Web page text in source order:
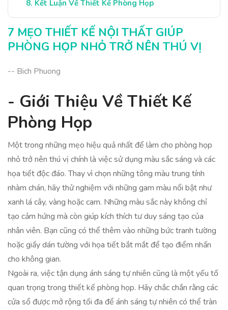
Kết Luận Về Thiết Kế Phòng Họp
7 MẸO THIẾT KẾ NỘI THẤT GIÚP
PHÒNG HỌP NHỎ TRỞ NÊN THÚ VỊ
-- Bich Phuong
- Giới Thiệu Về Thiết Kế
Phòng Họp
Một trong những mẹo hiệu quả nhất để làm cho phòng họp
nhỏ trở nên thú vị chính là việc sử dụng màu sắc sáng và các
họa tiết độc đáo. Thay vì chọn những tông màu trung tính
nhàm chán, hãy thử nghiệm với những gam màu nổi bật như
xanh lá cây, vàng hoặc cam. Những màu sắc này không chỉ
tạo cảm hứng mà còn giúp kích thích tư duy sáng tạo của
nhân viên. Bạn cũng có thể thêm vào những bức tranh tường
hoặc giấy dán tường với họa tiết bắt mắt để tạo điểm nhấn
cho không gian.
Ngoài ra, việc tận dụng ánh sáng tự nhiên cũng là một yếu tố
quan trọng trong thiết kế phòng họp. Hãy chắc chắn rằng các
cửa sổ được mở rộng tối đa để ánh sáng tự nhiên có thể tràn